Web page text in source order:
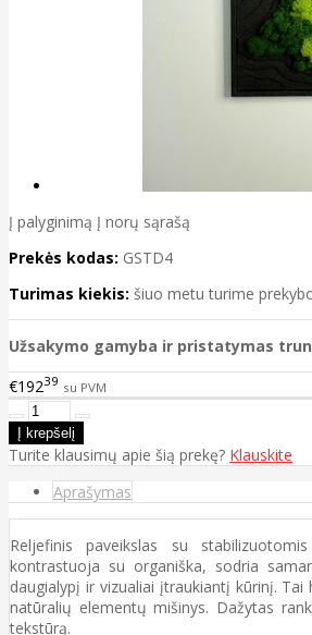
Į palyginimą Į norų sąrašą
Prekės kodas: GSTD4
Turimas kiekis: šiuo metu turime
Užsakymo gamyba ir pristatymas
€19239 su PVM
Turite klausimų apie šią prekę? Klauskite
Aprašymas
Reljefinis paveikslas su
kontrastuoja su organiška, sodria
daugialypį ir vizualiai įtraukiantį kūrinį.
natūralių elementų mišinys. Dažytas
tekstūrą.